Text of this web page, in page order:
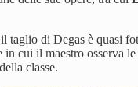
taglio di Degas è quasi
in cui il maestro osserva
classe.